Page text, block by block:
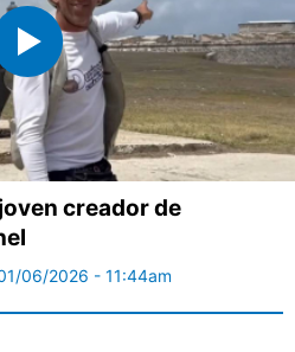
creador de
06/2026 - 11:44am